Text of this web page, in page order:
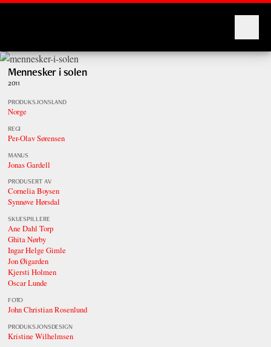
Mennesker i solen
2011
PRODUKSJONSLAND
Norge
REGI
Per-Olav Sørensen
MANUS
Jonas Gardell
PRODUSERT AV
Cornelia Boysen
Synnøve Hørsdal
SKUESPILLERE
Ane Dahl Torp
Ghita Nørby
Ingar Helge Gimle
Jon Øigarden
Kjersti Holmen
Oscar Lunde
FOTO
John Christian Rosenlund
PRODUKSJONSDESIGN
Kristine Wilhelmsen